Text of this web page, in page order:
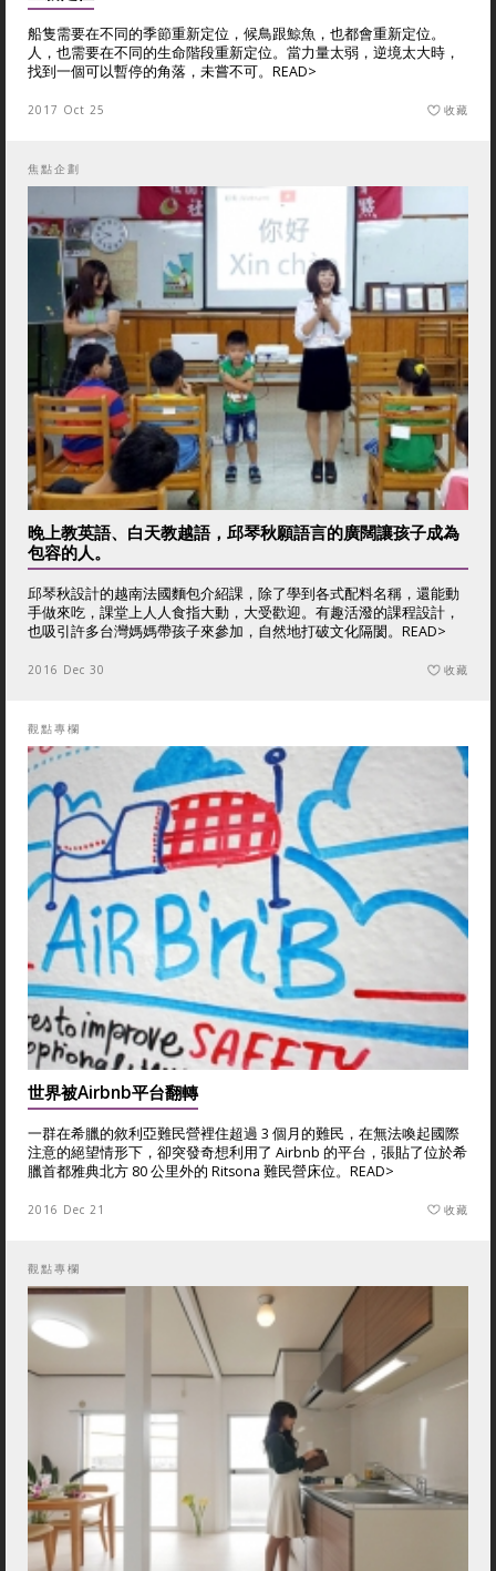
船隻需要在不同的季節重新定位，候鳥跟鯨魚，也都會重新定位。
人，也需要在不同的生命階段重新定位。當力量太弱，逆境太大時，
找到一個可以暫停的角落，未嘗不可。 READ>
2017 Oct 25 收藏
焦點企劃
晚上教英語、白天教越語，邱琴秋願語言的廣闊讓孩子成為
包容的人。
邱琴秋設計的越南法國麵包介紹課，除了學到各式配料名稱，還能動
手做來吃，課堂上人人食指大動，大受歡迎。有趣活潑的課程設計，
也吸引許多台灣媽媽帶孩子來參加，自然地打破文化隔閡。 READ>
2016 Dec 30 收藏
觀點專欄
世界被Airbnb平台翻轉
一群在希臘的敘利亞難民營裡住超過 3 個月的難民，在無法喚起國際
注意的絕望情形下，卻突發奇想利用了 Airbnb 的平台，張貼了位於希
臘首都雅典北方 80 公里外的 Ritsona 難民營床位。 READ>
2016 Dec 21 收藏
觀點專欄